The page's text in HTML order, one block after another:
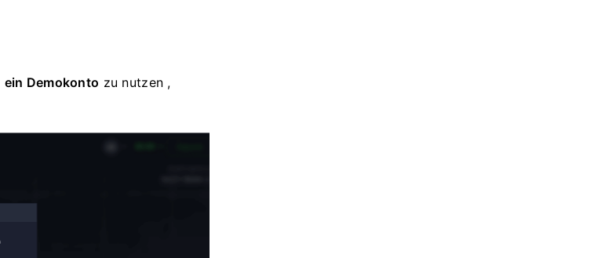
ein Demokonto zu nutzen ,